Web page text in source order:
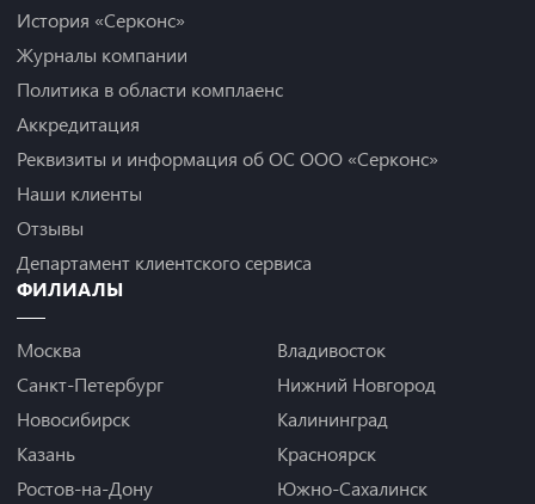
История «Серконс»
Журналы компании
Политика в области комплаенс
Аккредитация
Реквизиты и информация об ОС ООО «Серконс»
Наши клиенты
Отзывы
Департамент клиентского сервиса
ФИЛИАЛЫ
Москва
Санкт-Петербург
Новосибирск
Казань
Ростов-на-Дону
Владивосток
Нижний Новгород
Калининград
Красноярск
Южно-Сахалинск